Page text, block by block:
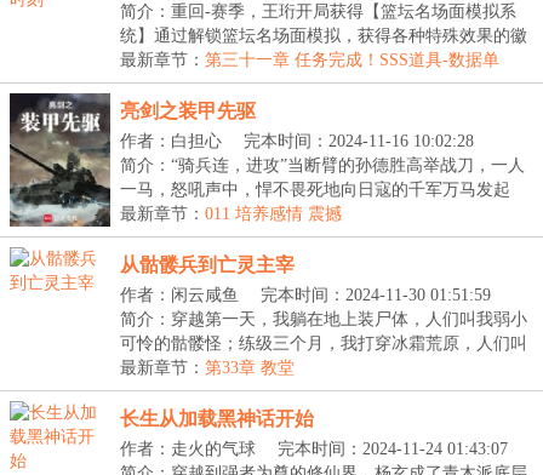
简介：重回-赛季，王珩开局获得【篮坛名场面模拟系
统】通过解锁篮坛名场面模拟，获得各种特殊效果的徽
章...
最新章节： 第三十一章 任务完成！SSS道具-数据单
亮剑之装甲先驱
作者：白担心
完本时间：2024-11-16 10:02:28
简介：“骑兵连，进攻”当断臂的孙德胜高举战刀，一人
一马，怒吼声中，悍不畏死地向日寇的千军万马发起
冲...
最新章节： 011 培养感情 震撼
从骷髅兵到亡灵主宰
作者：闲云咸鱼
完本时间：2024-11-30 01:51:59
简介：穿越第一天，我躺在地上装尸体，人们叫我弱小
可怜的骷髅怪；练级三个月，我打穿冰霜荒原，人们叫
我...
最新章节： 第33章 教堂
长生从加载黑神话开始
作者：走火的气球
完本时间：2024-11-24 01:43:07